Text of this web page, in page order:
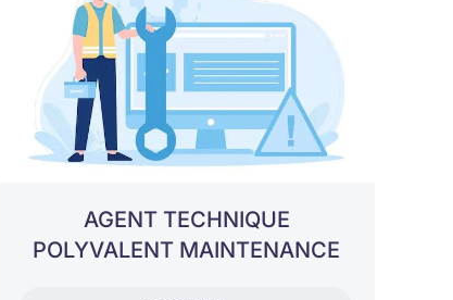
AGENT TECHNIQUE
POLYVALENT MAINTENANCE